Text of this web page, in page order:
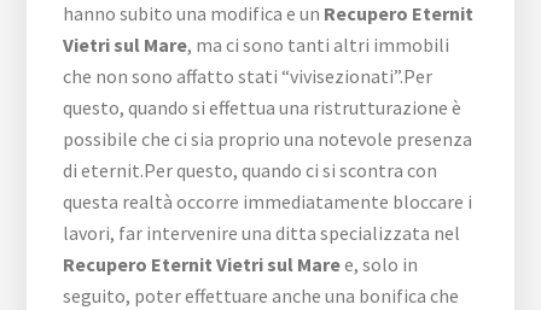
hanno subito una modifica e un Recupero Eternit
Vietri sul Mare, ma ci sono tanti altri immobili
che non sono affatto stati “vivisezionati”.Per
questo, quando si effettua una ristrutturazione è
possibile che ci sia proprio una notevole presenza
di eternit.Per questo, quando ci si scontra con
questa realtà occorre immediatamente bloccare i
lavori, far intervenire una ditta specializzata nel
Recupero Eternit Vietri sul Maree, solo in
seguito, poter effettuare anche una bonifica che